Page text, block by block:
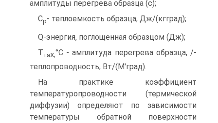
амплитуды перегрева образца (с);
Cp- теплоемкость образца, Дж/(кгград);
Q-энергия, поглощенная образцом (Дж);
ТтаХ;°С - амплитуда перегрева образца, /-
теплопроводность, Вт/(М'град).
На практике коэффициент
температуропроводности (термической
диффузии) определяют по зависимости
температуры обратной поверхности